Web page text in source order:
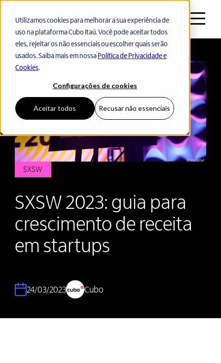
Utilizamos cookies para melhorar a sua experiência de
uso na plataforma Cubo Itaú. Você pode aceitar todos
eles, rejeitar os não essenciais ou escolher quais serão
usados. Saiba mais em nossa Política de Privacidade e
Cookies.
Configurações de cookies
Aceitar todos Recusar não essenciais
Voltar ao início
SXSW
SXSW 2023: guia para
crescimento de receita
em startups
24/03/2023 Cubo